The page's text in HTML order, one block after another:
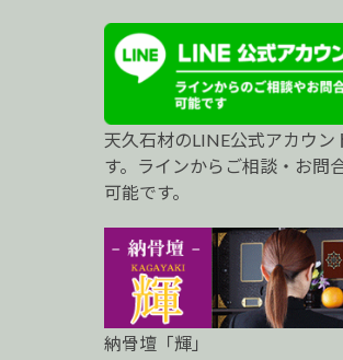
ス
ト
ロ
天久石材のLINE公式アカウン
す。ラインからご相談・お問
可能です。
納骨壇「輝」